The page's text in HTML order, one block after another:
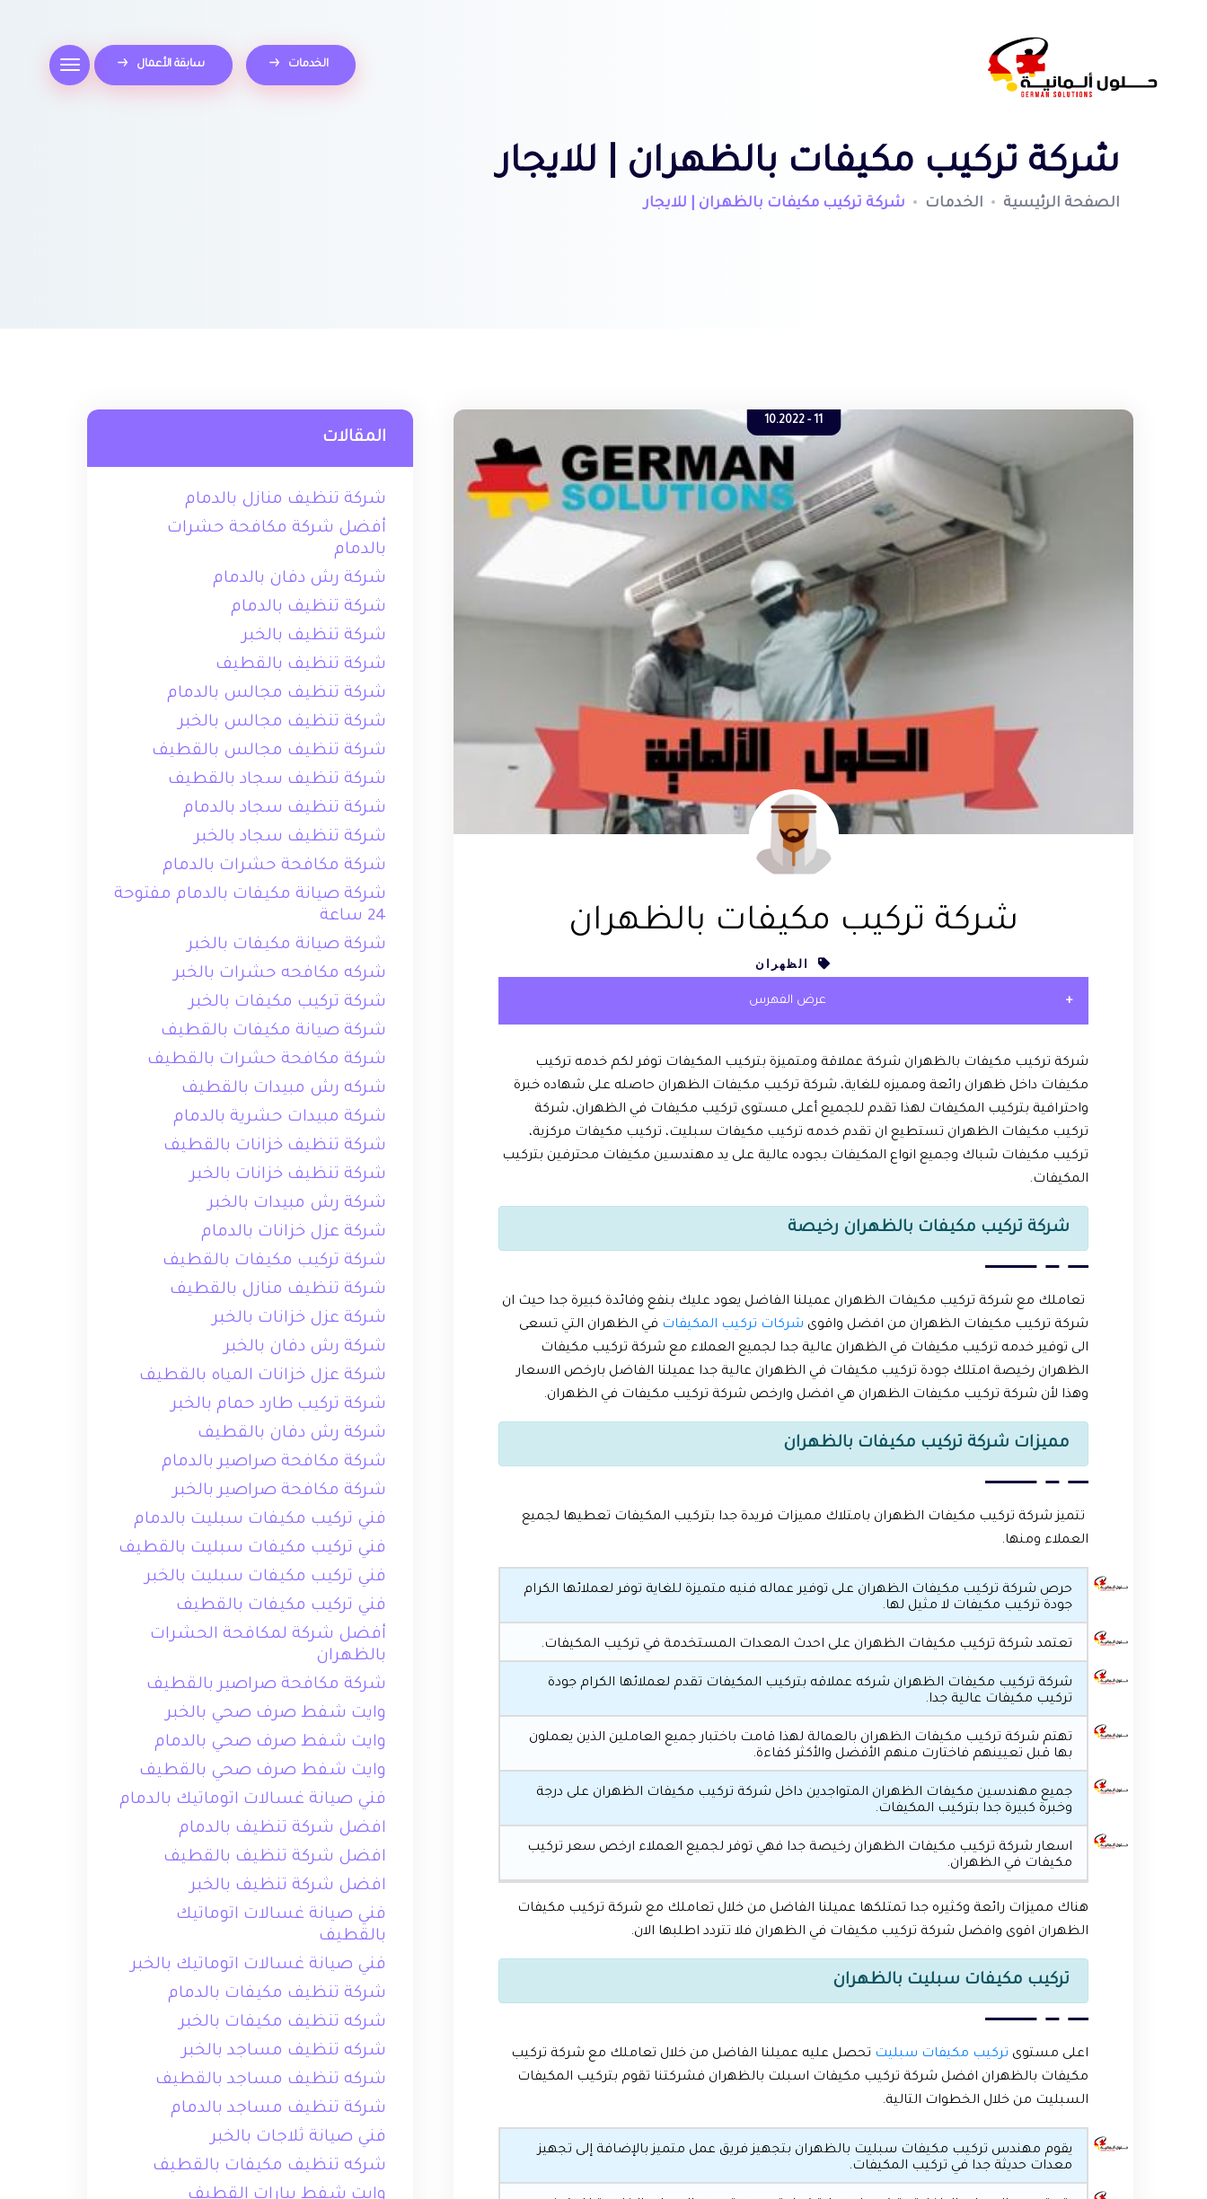
الخدمات سابقة الأعمال
شركة تركيب مكيفات بالظهران | للايجار
الصفحة الرئيسية الخدمات شركة تركيب مكيفات بالظهران | للايجار
11 - 10.2022
شركة تركيب مكيفات بالظهران
الظهران
عرض الفهرس
شركة تركيب مكيفات بالظهران شركة عملاقة ومتميزة بتركيب المكيفات توفر لكم خدمه تركيب
مكيفات داخل ظهران رائعة ومميزه للغاية، شركة تركيب مكيفات الظهران حاصله على شهاده خبرة
واحترافية بتركيب المكيفات لهذا تقدم للجميع أعلى مستوى تركيب مكيفات في الظهران، شركة
تركيب مكيفات الظهران تستطيع ان تقدم خدمه تركيب مكيفات سبليت، تركيب مكيفات مركزية،
تركيب مكيفات شباك وجميع انواع المكيفات بجوده عالية على يد مهندسين مكيفات محترفين بتركيب
المكيفات.
شركة تركيب مكيفات بالظهران رخيصة
تعاملك مع شركة تركيب مكيفات الظهران عميلنا الفاضل يعود عليك بنفع وفائدة كبيرة جدا حيث ان
شركة تركيب مكيفات الظهران من افضل واقوى شركات تركيب المكيفات في الظهران التي تسعى
الى توفير خدمه تركيب مكيفات في الظهران عالية جدا لجميع العملاء مع شركة تركيب مكيفات
الظهران رخيصة امتلك جودة تركيب مكيفات في الظهران عالية جدا عميلنا الفاضل بارخص الاسعار
وهذا لأن شركة تركيب مكيفات الظهران هي افضل وارخص شركة تركيب مكيفات في الظهران.
مميزات شركة تركيب مكيفات بالظهران
تتميز شركة تركيب مكيفات الظهران بامتلاك مميزات فريدة جدا بتركيب المكيفات تعطيها لجميع
العملاء ومنها.
حرص شركة تركيب مكيفات الظهران على توفير عماله فنيه متميزة للغاية توفر لعملائها الكرام
جودة تركيب مكيفات لا مثيل لها.
تعتمد شركة تركيب مكيفات الظهران على احدث المعدات المستخدمة في تركيب المكيفات.
شركة تركيب مكيفات الظهران شركه عملاقه بتركيب المكيفات تقدم لعملائها الكرام جودة
تركيب مكيفات عالية جدا.
تهتم شركة تركيب مكيفات الظهران بالعمالة لهذا قامت باختبار جميع العاملين الذين يعملون
بها قبل تعيينهم فاختارت منهم الأفضل والأكثر كفاءة.
جميع مهندسين مكيفات الظهران المتواجدين داخل شركة تركيب مكيفات الظهران على درجة
وخبرة كبيرة جدا بتركيب المكيفات.
اسعار شركة تركيب مكيفات الظهران رخيصة جدا فهي توفر لجميع العملاء ارخص سعر تركيب
مكيفات في الظهران.
هناك مميزات رائعة وكثيره جدا تمتلكها عميلنا الفاضل من خلال تعاملك مع شركة تركيب مكيفات
الظهران اقوى وافضل شركة تركيب مكيفات في الظهران فلا تتردد اطلبها الان.
تركيب مكيفات سبليت بالظهران
اعلى مستوى تركيب مكيفات سبليت تحصل عليه عميلنا الفاضل من خلال تعاملك مع شركة تركيب
مكيفات بالظهران افضل شركة تركيب مكيفات اسبلت بالظهران فشركتنا تقوم بتركيب المكيفات
السبليت من خلال الخطوات التالية.
يقوم مهندس تركيب مكيفات سبليت بالظهران بتجهيز فريق عمل متميز بالإضافة إلى تجهيز
معدات حديثة جدا في تركيب المكيفات.
المقالات
شركة تنظيف منازل بالدمام
أفضل شركة مكافحة حشرات
بالدمام
شركة رش دفان بالدمام
شركة تنظيف بالدمام
شركة تنظيف بالخبر
شركة تنظيف بالقطيف
شركة تنظيف مجالس بالدمام
شركة تنظيف مجالس بالخبر
شركة تنظيف مجالس بالقطيف
شركة تنظيف سجاد بالقطيف
شركة تنظيف سجاد بالدمام
شركة تنظيف سجاد بالخبر
شركة مكافحة حشرات بالدمام
شركة صيانة مكيفات بالدمام مفتوحة
24 ساعة
شركة صيانة مكيفات بالخبر
شركه مكافحه حشرات بالخبر
شركة تركيب مكيفات بالخبر
شركة صيانة مكيفات بالقطيف
شركة مكافحة حشرات بالقطيف
شركه رش مبيدات بالقطيف
شركة مبيدات حشرية بالدمام
شركة تنظيف خزانات بالقطيف
شركة تنظيف خزانات بالخبر
شركة رش مبيدات بالخبر
شركة عزل خزانات بالدمام
شركة تركيب مكيفات بالقطيف
شركة تنظيف منازل بالقطيف
شركة عزل خزانات بالخبر
شركة رش دفان بالخبر
شركة عزل خزانات المياه بالقطيف
شركة تركيب طارد حمام بالخبر
شركة رش دفان بالقطيف
شركة مكافحة صراصير بالدمام
شركة مكافحة صراصير بالخبر
فني تركيب مكيفات سبليت بالدمام
فني تركيب مكيفات سبليت بالقطيف
فني تركيب مكيفات سبليت بالخبر
فني تركيب مكيفات بالقطيف
أفضل شركة لمكافحة الحشرات
بالظهران
شركة مكافحة صراصير بالقطيف
وايت شفط صرف صحي بالخبر
وايت شفط صرف صحي بالدمام
وايت شفط صرف صحي بالقطيف
فني صيانة غسالات اتوماتيك بالدمام
افضل شركة تنظيف بالدمام
افضل شركة تنظيف بالقطيف
افضل شركة تنظيف بالخبر
فني صيانة غسالات اتوماتيك
بالقطيف
فني صيانة غسالات اتوماتيك بالخبر
شركة تنظيف مكيفات بالدمام
شركه تنظيف مكيفات بالخبر
شركه تنظيف مساجد بالخبر
شركه تنظيف مساجد بالقطيف
شركة تنظيف مساجد بالدمام
فني صيانة ثلاجات بالخبر
شركه تنظيف مكيفات بالقطيف
وايت شفط بيارات القطيف